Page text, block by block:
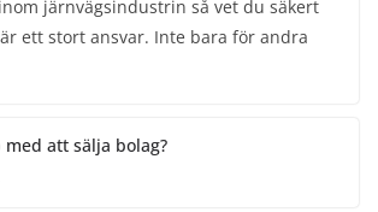
järnvägsindustrin så vet du säkert
ett stort ansvar. Inte bara för andra
att sälja bolag?